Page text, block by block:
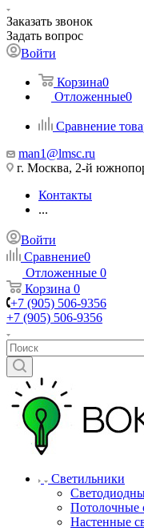
Заказать звонок
Задать вопрос
Войти
Корзина0
Отложенные0
Сравнение
man1@lmsc.ru
г. Москва, 2-й
Контакты
...
Войти
Сравнение0
Отложенные 0
Корзина 0
+7 (905) 506-9356
+7 (905) 506-9356
Светильники
Потолочные
Настенные